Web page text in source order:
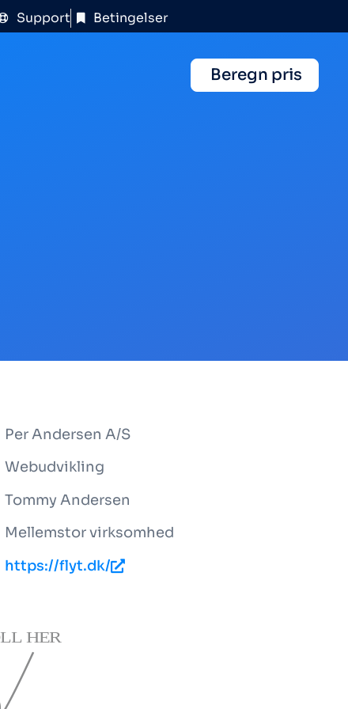
Support Betingelser
Beregn pris
Per Andersen A/S
Webudvikling
Tommy Andersen
Mellemstor virksomhed
https://flyt.dk/
HER